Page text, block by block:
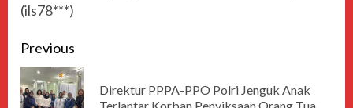
(ils78***)
Previous
Direktur PPPA-PPO Polri Jenguk Anak